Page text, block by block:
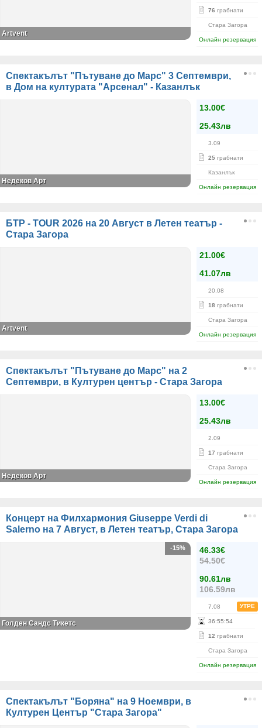
76 грабнати
Стара Загора
Онлайн резервация
Artvent
Спектакълът "Пътуване до Марс" 3 Септември,
в Дом на културата "Арсенал" - Казанлък
13.00€
25.43лв
3.09
25 грабнати
Казанлък
Онлайн резервация
Недеков Арт
БТР - TOUR 2026 на 20 Август в Летен театър -
Стара Загора
21.00€
41.07лв
20.08
18 грабнати
Стара Загора
Онлайн резервация
Artvent
Спектакълът "Пътуване до Марс" на 2
Септември, в Културен център - Стара Загора
13.00€
25.43лв
2.09
17 грабнати
Стара Загора
Онлайн резервация
Недеков Арт
Концерт на Филхармония Giuseppe Verdi di
Salerno на 7 Август, в Летен театър, Стара Загора
46.33€
54.50€
90.61лв
106.59лв
7.08 УТРЕ
36:55:54
12 грабнати
Стара Загора
Онлайн резервация
-15%
Голден Сандс Тикетс
Спектакълът "Боряна" на 9 Ноември, в
Културен Център "Стара Загора"